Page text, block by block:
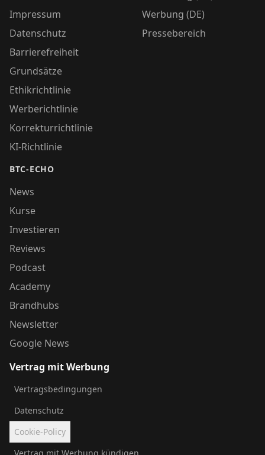
Impressum
Datenschutz
Barrierefreiheit
Grundsätze
Ethikrichtlinie
Werberichtlinie
Korrekturrichtlinie
KI-Richtlinie
BTC-ECHO
News
Kurse
Investieren
Reviews
Podcast
Academy
Brandhubs
Newsletter
Google News
Werbung (DE)
Pressebereich
Vertrag mit Werbung
Vertragsbedingungen
Datenschutz
Cookie-Policy